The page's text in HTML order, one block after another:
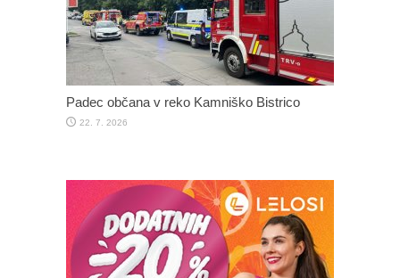
Padec občana v reko Kamniško Bistrico
22. 7. 2026